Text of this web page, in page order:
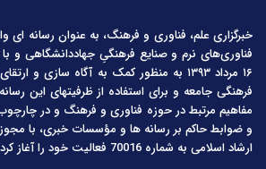
خبرگزاری علم، فناوری و فرهنگ، به عنوان رسانه ای
فناوری‌های نرم و صنایع فرهنگیِ جهاددانشگاهی و با
۱۶ مرداد ۱۳۹۳ به منظور کمک به آگاه سازی و
فرهنگی جامعه و برای استفاده از ظرفیتهای این
مفاهیم مرتبط در حوزه فناوری و فرهنگ و در
و ضوابط حاکم بر رسانه ها و مؤسسات خبری، با
ارشاد اسلامی به شماره 70016 فعالیت خود را آغاز کرده است.